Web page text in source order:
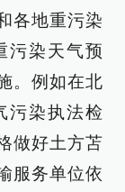
各地重污染
污染天气预
。例如在北
污染执法检
做好土方苫
服务单位依